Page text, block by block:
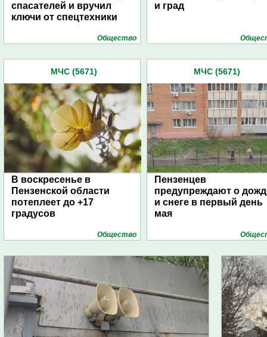
спасателей и вручил
ключи от спецтехники
Общество
и град
МЧС (5671)
В воскресенье в
Пензенской области
потеплеет до +17
градусов
Общество
МЧС (5671)
Пензенцев
предупреждают о
и снеге в первый день
мая